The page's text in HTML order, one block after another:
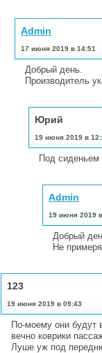
Admin
17 июня 2019 в 14:51
Добрый день.
Производитель
Юрий
19 июня 2019 в
Под сиденьем
Admin
19 июня 2019
Добрый
Не
123
19 июня 2019 в 09:43
По-моему они будут
вечно коврики
Луше уж под